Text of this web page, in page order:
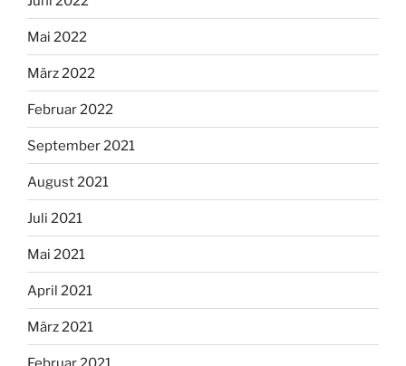
Mai 2022
März 2022
Februar 2022
September 2021
August 2021
Juli 2021
Mai 2021
April 2021
März 2021